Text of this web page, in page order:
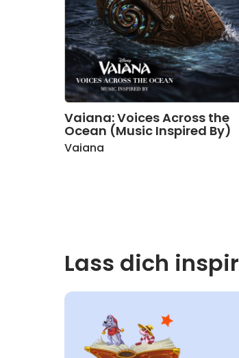
Vaiana: Voices Across the
Ocean (Music Inspired By)
Vaiana
Lass dich